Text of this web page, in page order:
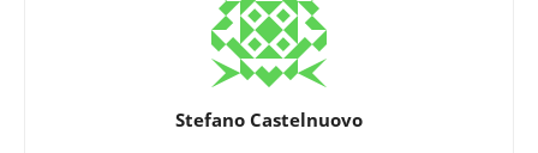
Stefano Castelnuovo